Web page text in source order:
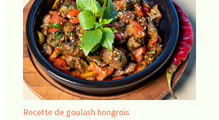
Recette de goulash hongrois